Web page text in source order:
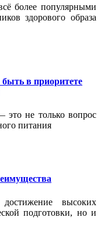
более популярными
здорового образа
в приоритете
не только вопрос
питания
высоких
подготовки, но и